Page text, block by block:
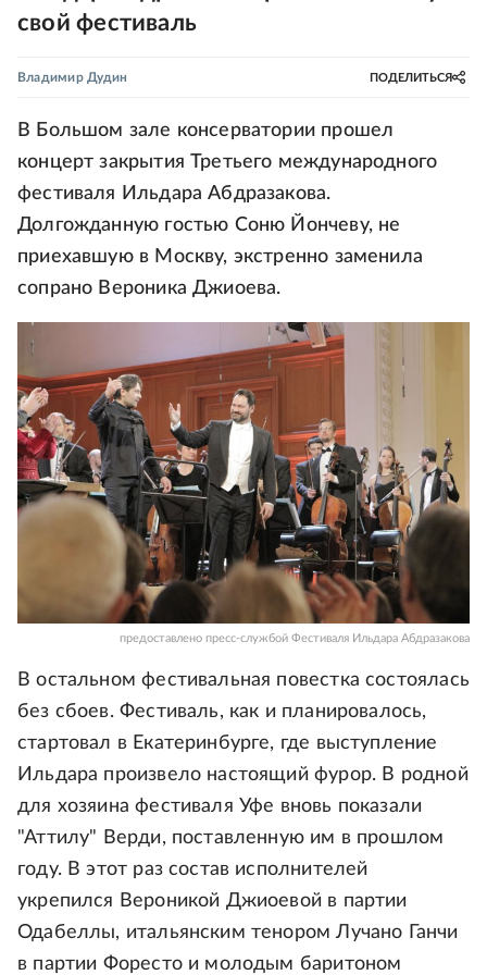
свой фестиваль
Владимир Дудин ПОДЕЛИТЬСЯ
В Большом зале консерватории прошел
концерт закрытия Третьего международного
фестиваля Ильдара Абдразакова.
Долгожданную гостью Соню Йончеву, не
приехавшую в Москву, экстренно заменила
сопрано Вероника Джиоева.
предоставлено пресс-службой Фестиваля Ильдара Абдразакова
В остальном фестивальная повестка состоялась
без сбоев. Фестиваль, как и планировалось,
стартовал в Екатеринбурге, где выступление
Ильдара произвело настоящий фурор. В родной
для хозяина фестиваля Уфе вновь показали
"Аттилу" Верди, поставленную им в прошлом
году. В этот раз состав исполнителей
укрепился Вероникой Джиоевой в партии
Одабеллы, итальянским тенором Лучано Ганчи
в партии Форесто и молодым баритоном